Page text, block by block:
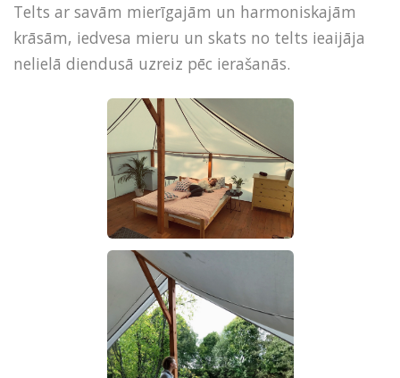
Telts ar savām mierīgajām un harmoniskajām
krāsām, iedvesa mieru un skats no telts ieaijāja
nelielā diendusā uzreiz pēc ierašanās.